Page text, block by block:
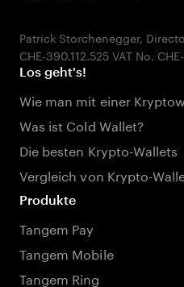
Patrick Storchenegger,
Los geht's!
Wie man mit einer
Was ist Cold Wallet?
Die besten Krypto-Wallets
Vergleich von Krypto-
Produkte
Tangem Pay
Tangem Mobile
Tangem Ring